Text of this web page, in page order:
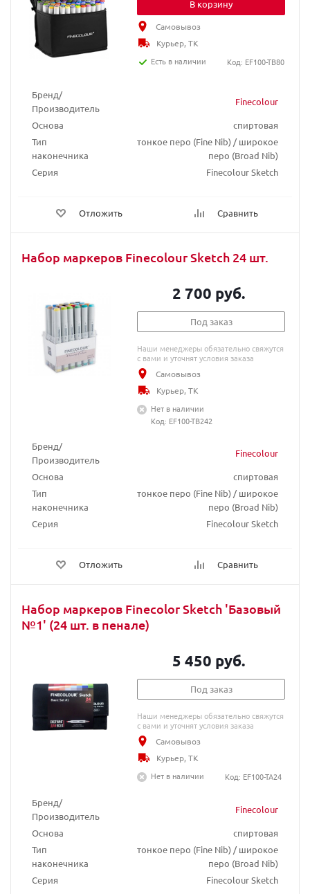
Бренд/
Производитель
Finecolour
Основа
спиртовая
Тип
наконечника
тонкое перо (Fine Nib) / широкое
перо (Broad Nib)
Серия
Finecolour Sketch
Отложить Сравнить
В корзину
Самовывоз
Курьер, ТК
Есть в наличии
Код: EF100-TB80
Набор маркеров Finecolour Sketch 24 шт.
Бренд/
Производитель
Finecolour
Основа
спиртовая
Тип
наконечника
тонкое перо (Fine Nib) / широкое
перо (Broad Nib)
Серия
Finecolour Sketch
Отложить Сравнить
2 700 руб.
Под заказ
Наши менеджеры обязательно свяжутся
с вами и уточнят условия заказа
Самовывоз
Курьер, ТК
Нет в наличии
Код: EF100-TB242
Набор маркеров Finecolor Sketch 'Базовый
№1' (24 шт. в пенале)
Бренд/
Производитель
Finecolour
Основа
спиртовая
Тип
наконечника
тонкое перо (Fine Nib) / широкое
перо (Broad Nib)
Серия
Finecolour Sketch
5 450 руб.
Под заказ
Наши менеджеры обязательно свяжутся
с вами и уточнят условия заказа
Самовывоз
Курьер, ТК
Нет в наличии
Код: EF100-TA24